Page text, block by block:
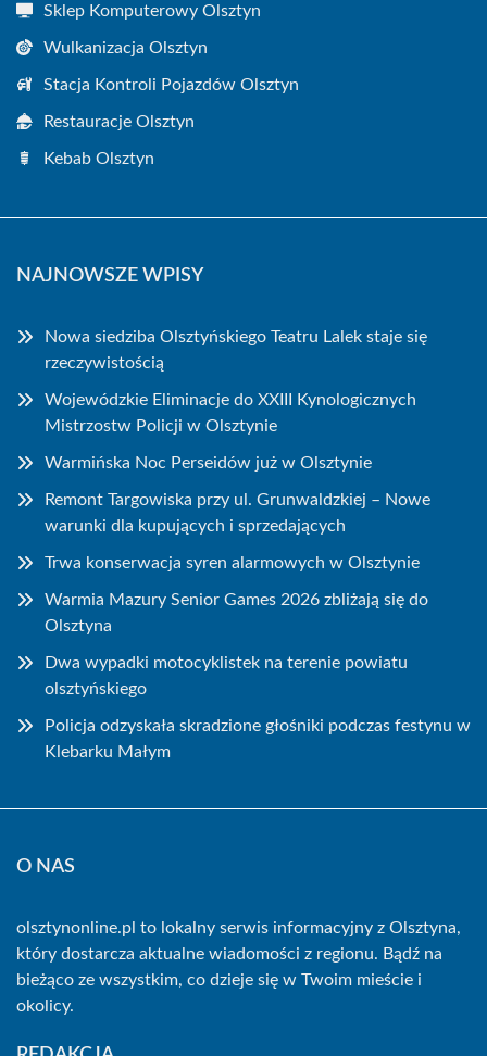
Sklep Komputerowy Olsztyn
Wulkanizacja Olsztyn
Stacja Kontroli Pojazdów Olsztyn
Restauracje Olsztyn
Kebab Olsztyn
NAJNOWSZE WPISY
Nowa siedziba Olsztyńskiego Teatru Lalek staje się
rzeczywistością
Wojewódzkie Eliminacje do XXIII Kynologicznych
Mistrzostw Policji w Olsztynie
Warmińska Noc Perseidów już w Olsztynie
Remont Targowiska przy ul. Grunwaldzkiej – Nowe
warunki dla kupujących i sprzedających
Trwa konserwacja syren alarmowych w Olsztynie
Warmia Mazury Senior Games 2026 zbliżają się do
Olsztyna
Dwa wypadki motocyklistek na terenie powiatu
olsztyńskiego
Policja odzyskała skradzione głośniki podczas festynu w
Klebarku Małym
O NAS
olsztynonline.pl to lokalny serwis informacyjny z Olsztyna,
który dostarcza aktualne wiadomości z regionu. Bądź na
bieżąco ze wszystkim, co dzieje się w Twoim mieście i
okolicy.